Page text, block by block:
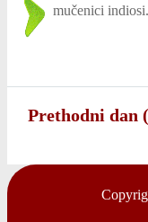
mučenici indiosi.
Prethodni dan